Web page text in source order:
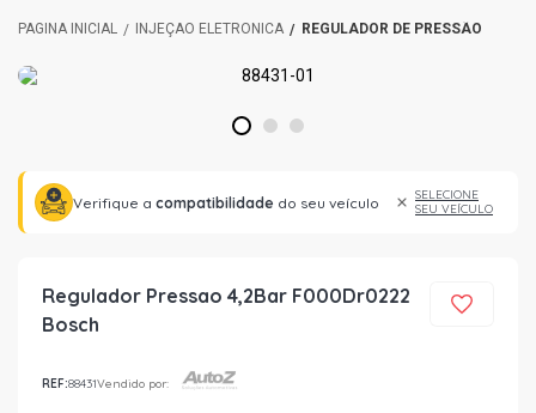
INJEÇÃO ELETRÔNICA REGULADOR DE PRESSÃO
1 2 3
Verifique a compatibilidade do seu veículo
SELECIONE
SEU VEÍCULO
Regulador Pressao 4,2Bar F000Dr0222
Bosch
REF:88431Vendido por: